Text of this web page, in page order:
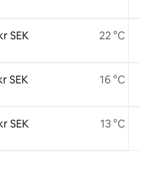
SEK
SEK
SEK
22 °C
16 °C
13 °C